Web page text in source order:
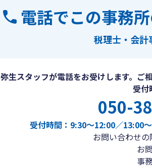
電話でこの事務
税理士・会計
弥生スタッフが電話をお受けします。ご
受付
050-
受付時間：9:30〜12:00／13:00
お問い合わせの
お
事